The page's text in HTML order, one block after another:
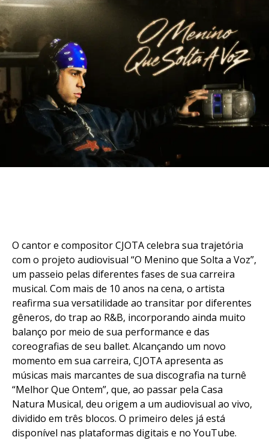
O cantor e compositor CJOTA celebra sua trajetória
com o projeto audiovisual “O Menino que Solta a Voz”,
um passeio pelas diferentes fases de sua carreira
musical. Com mais de 10 anos na cena, o artista
reafirma sua versatilidade ao transitar por diferentes
gêneros, do trap ao R&B, incorporando ainda muito
balanço por meio de sua performance e das
coreografias de seu ballet. Alcançando um novo
momento em sua carreira, CJOTA apresenta as
músicas mais marcantes de sua discografia na turnê
“Melhor Que Ontem”, que, ao passar pela Casa
Natura Musical, deu origem a um audiovisual ao vivo,
dividido em três blocos. O primeiro deles já está
disponível nas plataformas digitais e no YouTube.